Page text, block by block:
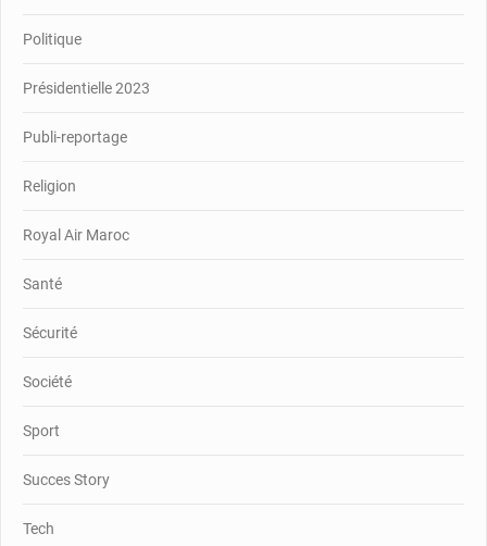
Politique
Présidentielle 2023
Publi-reportage
Religion
Royal Air Maroc
Santé
Sécurité
Société
Sport
Succes Story
Tech